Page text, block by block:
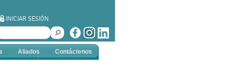
INICIAR SESIÓN
Aliados Contáctenos